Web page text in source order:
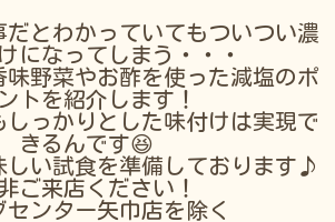
だとわかっていてもついつい濃
になってしまう・・・
味野菜やお酢を使った減塩のポ
トを紹介します！
っかりとした味付けは実現で
きるんです😆
しい試食を準備しております♪
ご来店ください！
ンター矢巾店を除く